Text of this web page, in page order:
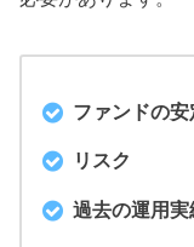
ファンドの安
リスク
過去の運用実